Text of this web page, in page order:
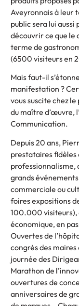
Aveyronnais à leur
public sera lui
découvrir ce que
terme de
(6500 visiteurs en
Mais faut-il
manifestation ?
vous suscite chez
du maître d’œuvre,
Communication.
Depuis 20 ans,
prestataires fidèles
professionnalisme,
grands
commerciale ou
foires expositions
100.000 visiteurs),
économique, en
Ouvertes de
congrès des
journée des
Marathon de
ouvertures de
anniversaires de